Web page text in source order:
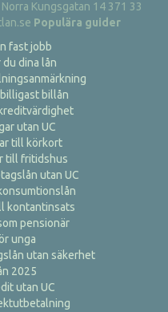
Kungsgatan 14 371 33
Populära guider
fast jobb
du dina lån
billån
utan UC
till körkort
till fritidshus
utan UC
kontantinsats
pensionär
unga
utan säkerhet
2025
utan UC